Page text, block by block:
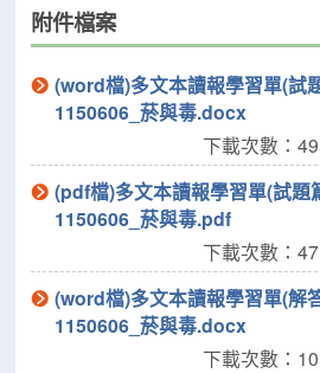
附件檔案
(word檔)多文本讀報學習單(試
1150606_菸與毒.docx
下載次數：49
(pdf檔)多文本讀報學習單(試題
1150606_菸與毒.pdf
下載次數：47
(word檔)多文本讀報學習單(解
1150606_菸與毒.docx
下載次數：10